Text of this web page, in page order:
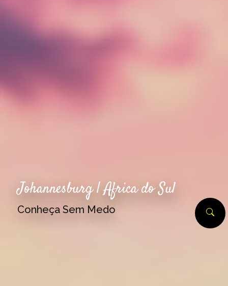
Johannesburg | Africa do Sul
Conheça Sem Medo